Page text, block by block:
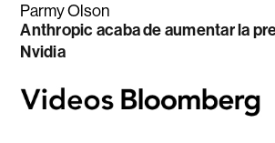
Parmy Olson
Anthropic acaba de aumentar la
Nvidia